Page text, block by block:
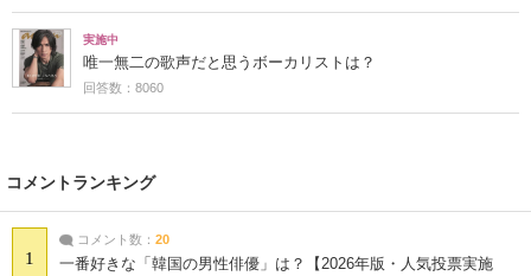
実施中
唯一無二の歌声だと思うボーカリストは？
回答数：8060
コメントランキング
1
コメント数： 20
一番好きな「韓国の男性俳優」は？【2026年版・人気投票実施